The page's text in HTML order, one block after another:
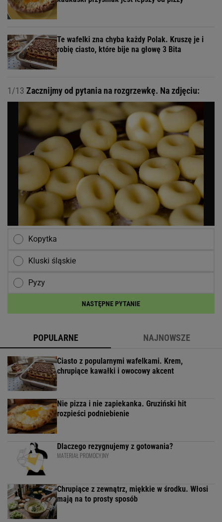
Te wafelki zna chyba każdy Polak. Kruszę je i
robię ciasto, które bije na głowę 3 Bita
1/13 Zacznijmy od pytania na rozgrzewkę. Na zdjęciu:
Kopytka
Kluski śląskie
Pyzy
NASTĘPNE PYTANIE
POPULARNE NAJNOWSZE
Ciasto z popularnymi wafelkami. Krem,
chrupiące kawałki i owocowy akcent
Nie pizza i nie zapiekanka. Gruziński hit
rozpieści podniebienie
Dlaczego rezygnujemy z gotowania?
MATERIAŁ PROMOCYJNY
Chrupiące z zewnątrz, miękkie w środku. Włosi
mają na to prosty sposób